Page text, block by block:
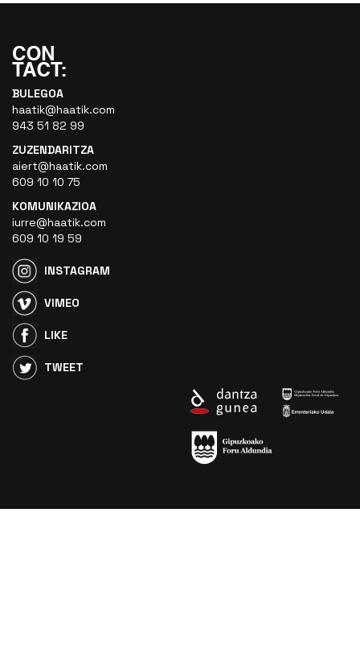
BULEGOA
haatik@haatik.com
943 51 82 99
ZUZENDARITZA
aiert@haatik.com
609 10 10 75
KOMUNIKAZIOA
iurre@haatik.com
609 10 19 59
INSTAGRAM
VIMEO
LIKE
TWEET